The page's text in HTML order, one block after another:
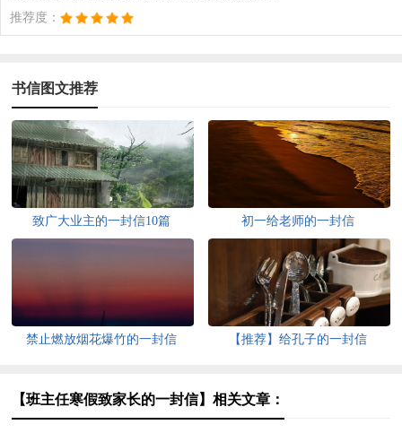
推荐度：
书信图文推荐
致广大业主的一封信10篇 初一给老师的一封信
禁止燃放烟花爆竹的一封信 【推荐】给孔子的一封信
【班主任寒假致家长的一封信】相关文章：